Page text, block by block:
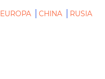
EUROPA CHINA RUSIA